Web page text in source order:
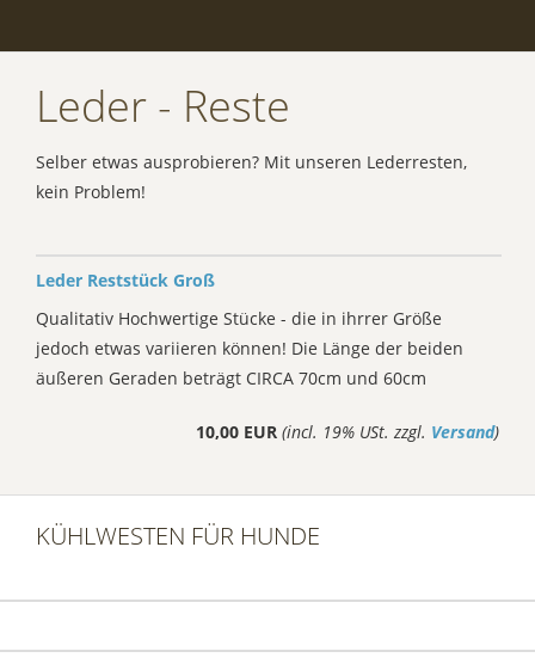
Leder - Reste
Selber etwas ausprobieren? Mit unseren Lederresten,
kein Problem!
Leder Reststück Groß
Qualitativ Hochwertige Stücke - die in ihrrer Größe
jedoch etwas variieren können! Die Länge der beiden
äußeren Geraden beträgt CIRCA 70cm und 60cm
10,00 EUR (incl. 19% USt. zzgl. Versand)
KÜHLWESTEN FÜR HUNDE